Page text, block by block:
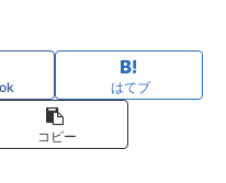
はてブ
コピー